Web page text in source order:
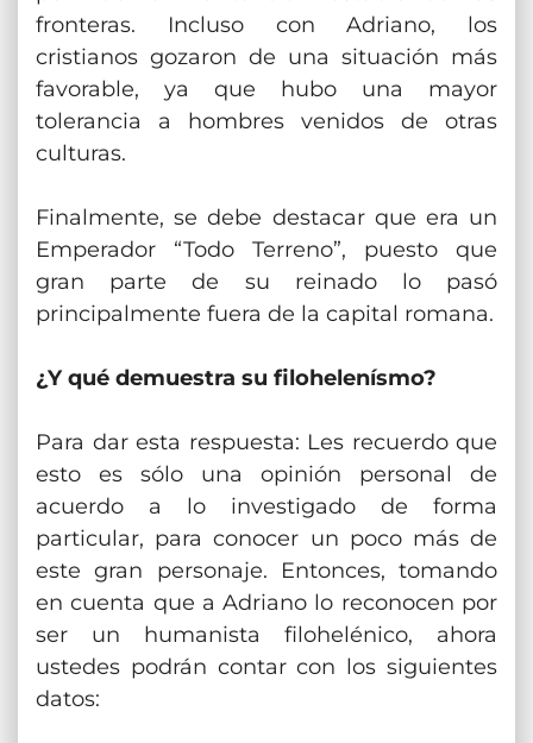
fronteras. Incluso con Adriano, los
cristianos gozaron de una situación más
favorable, ya que hubo una mayor
tolerancia a hombres venidos de otras
culturas.
Finalmente, se debe destacar que era un
Emperador “Todo Terreno”, puesto que
gran parte de su reinado lo pasó
principalmente fuera de la capital romana.
¿Y qué demuestra su filohelenísmo?
Para dar esta respuesta: Les recuerdo que
esto es sólo una opinión personal de
acuerdo a lo investigado de forma
particular, para conocer un poco más de
este gran personaje. Entonces, tomando
en cuenta que a Adriano lo reconocen por
ser un humanista filohelénico, ahora
ustedes podrán contar con los siguientes
datos: